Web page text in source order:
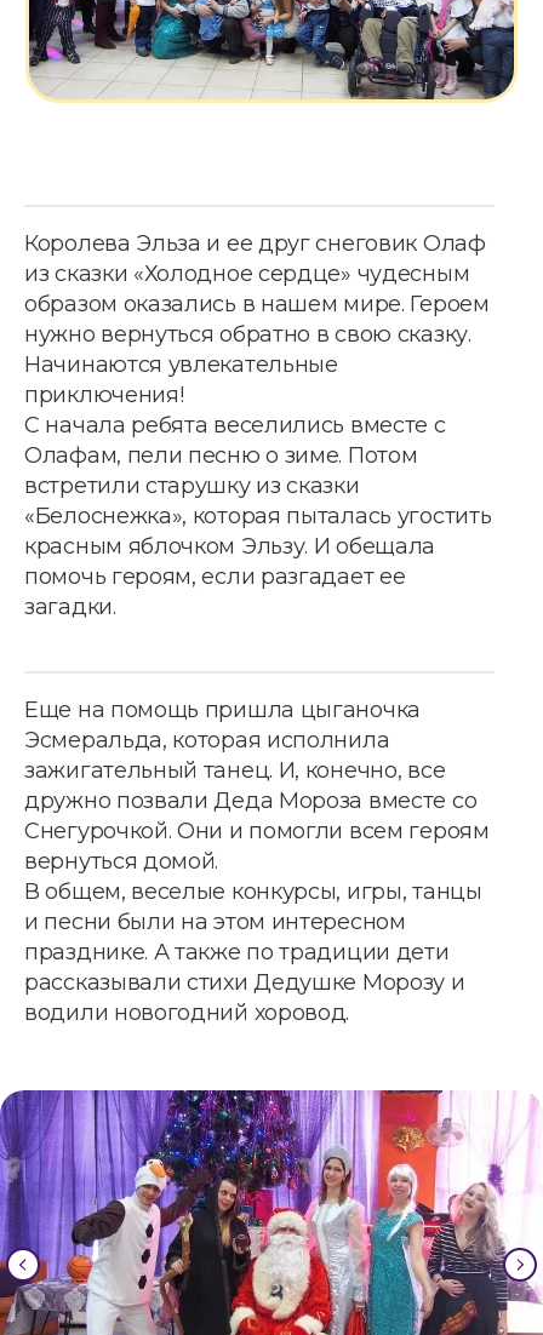
Королева Эльза и ее друг снеговик Олаф
из сказки «Холодное сердце» чудесным
образом оказались в нашем мире. Героем
нужно вернуться обратно в свою сказку.
Начинаются увлекательные
приключения!
С начала ребята веселились вместе с
Олафам, пели песню о зиме. Потом
встретили старушку из сказки
«Белоснежка», которая пыталась угостить
красным яблочком Эльзу. И обещала
помочь героям, если разгадает ее
загадки.
Еще на помощь пришла цыганочка
Эсмеральда, которая исполнила
зажигательный танец. И, конечно, все
дружно позвали Деда Мороза вместе со
Снегурочкой. Они и помогли всем героям
вернуться домой.
В общем, веселые конкурсы, игры, танцы
и песни были на этом интересном
празднике. А также по традиции дети
рассказывали стихи Дедушке Морозу и
водили новогодний хоровод.